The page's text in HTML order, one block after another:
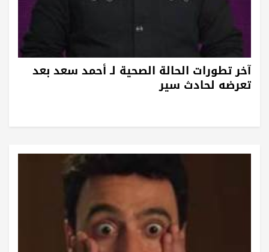
آخر تطورات الحالة الصحية لـ أحمد سعد بعد
تعرضه لحادث سير